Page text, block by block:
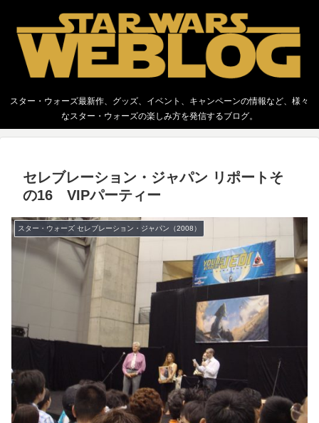
スター・ウォーズ最新作、グッズ、イベント、キャンペーンの情報など、様々
なスター・ウォーズの楽しみ方を発信するブログ。
セレブレーション・ジャパン リポートそ
の16 VIPパーティー
スター・ウォーズ セレブレーション・ジャパン（2008）